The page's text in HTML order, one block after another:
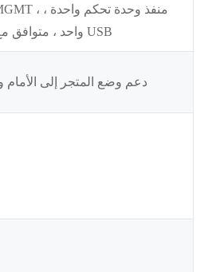
منفذ USB واحد ، متوافق مع USB
دعم وضع المتجر إلى